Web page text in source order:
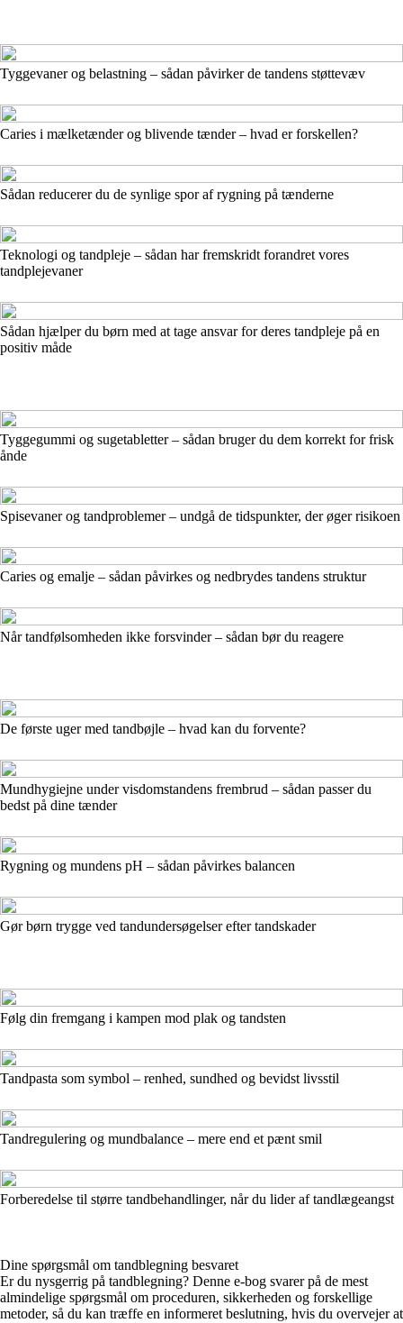
Tyggevaner og belastning – sådan påvirker de tandens støttevæv
Caries i mælketænder og blivende tænder – hvad er forskellen?
Sådan reducerer du de synlige spor af rygning på tænderne
Teknologi og tandpleje – sådan har fremskridt forandret vores
tandplejevaner
Sådan hjælper du børn med at tage ansvar for deres tandpleje på en
positiv måde
Tyggegummi og sugetabletter – sådan bruger du dem korrekt for frisk
ånde
Spisevaner og tandproblemer – undgå de tidspunkter, der øger risikoen
Caries og emalje – sådan påvirkes og nedbrydes tandens struktur
Når tandfølsomheden ikke forsvinder – sådan bør du reagere
De første uger med tandbøjle – hvad kan du forvente?
Mundhygiejne under visdomstandens frembrud – sådan passer du
bedst på dine tænder
Rygning og mundens pH – sådan påvirkes balancen
Gør børn trygge ved tandundersøgelser efter tandskader
Følg din fremgang i kampen mod plak og tandsten
Tandpasta som symbol – renhed, sundhed og bevidst livsstil
Tandregulering og mundbalance – mere end et pænt smil
Forberedelse til større tandbehandlinger, når du lider af tandlægeangst
Dine spørgsmål om tandblegning besvaret
Er du nysgerrig på tandblegning? Denne e-bog svarer på de mest
almindelige spørgsmål om proceduren, sikkerheden og forskellige
metoder, så du kan træffe en informeret beslutning, hvis du overvejer at